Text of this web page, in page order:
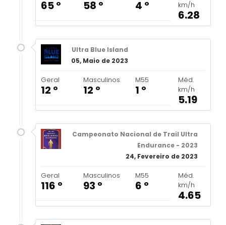
65 º 58 º 4 º km/h
6.28
Ultra Blue Island
05, Maio de 2023
Geral
12 º
Masculinos
12 º
M55
1 º
Méd.
km/h
5.19
Campeonato Nacional de Trail Ultra
Endurance - 2023
24, Fevereiro de 2023
Geral
116 º
Masculinos
93 º
M55
6 º
Méd.
km/h
4.65